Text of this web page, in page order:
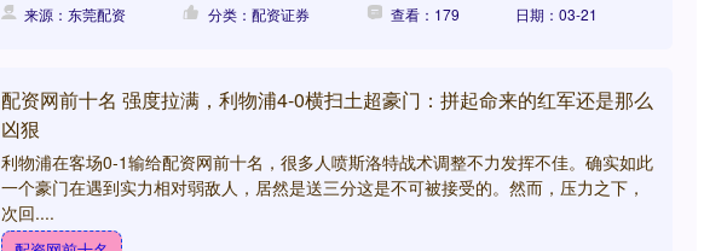
来源：东莞配资 分类：配资证券 查看：179 日期：03-21
配资网前十名 强度拉满，利物浦4-0横扫土超豪门：拼起命来的红军还是那么
凶狠
利物浦在客场0-1输给配资网前十名，很多人喷斯洛特战术调整不力发挥不佳。确实如此
一个豪门在遇到实力相对弱敌人，居然是送三分这是不可被接受的。然而，压力之下，
次回....